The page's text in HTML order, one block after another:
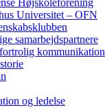
Højskoleforening
Universitet – OFN
samarbejdspartnere
kommunikation
og ledelse